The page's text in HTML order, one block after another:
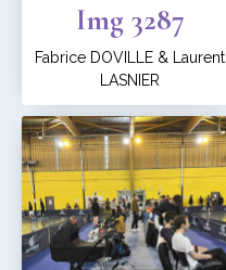
Img 3287
Fabrice DOVILLE & Laurent
LASNIER